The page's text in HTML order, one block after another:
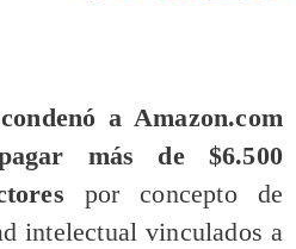
a Amazon.com
más de $6.500
por concepto de
intelectual vinculados a